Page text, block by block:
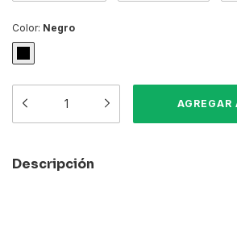
Color: Negro
Descripción